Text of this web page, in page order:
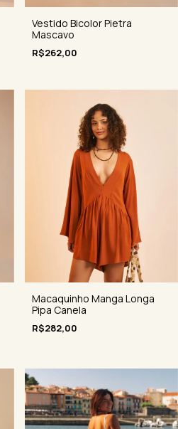
Vestido Bicolor Pietra
Mascavo
R$262,00
Macaquinho Manga Longa
Pipa Canela
R$282,00